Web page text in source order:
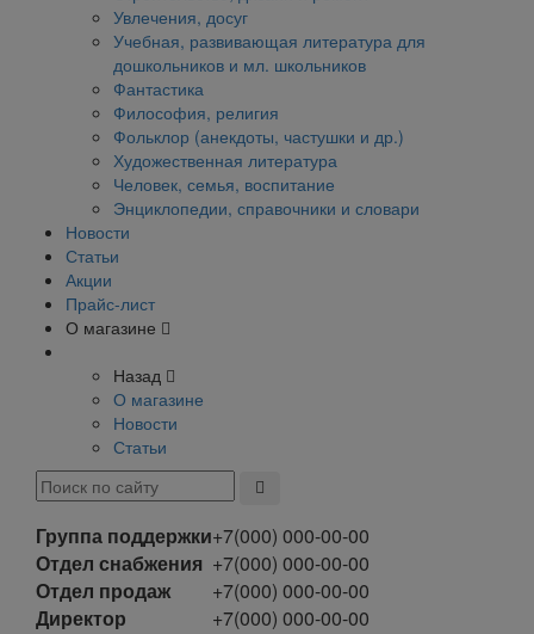
Увлечения, досуг
Учебная, развивающая литература для
дошкольников и мл. школьников
Фантастика
Философия, религия
Фольклор (анекдоты, частушки и др.)
Художественная литература
Человек, семья, воспитание
Энциклопедии, справочники и словари
Новости
Статьи
Акции
Прайс-лист
О магазине
Назад
О магазине
Новости
Статьи
Группа поддержки+7(000) 000-00-00
Отдел снабжения +7(000) 000-00-00
Отдел продаж
+7(000) 000-00-00
Директор
+7(000) 000-00-00